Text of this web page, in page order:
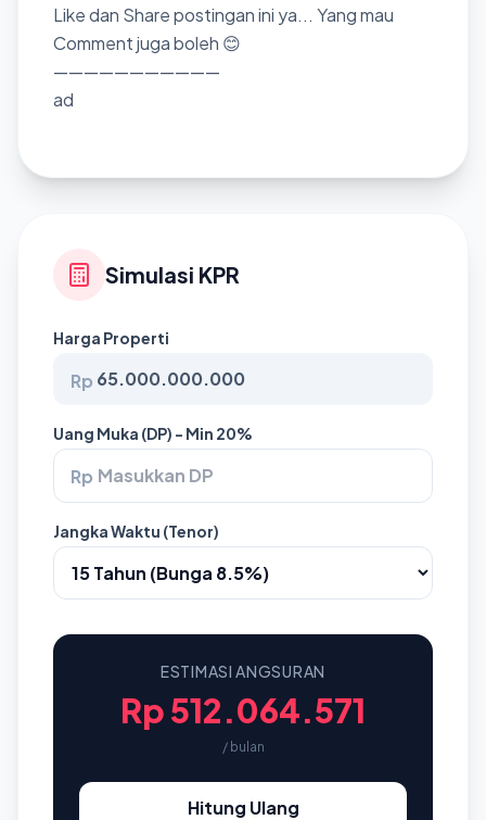
Like dan Share postingan ini ya... Yang mau
Comment juga boleh 😊
———————————
ad
Simulasi KPR
Harga Properti
Rp
Uang Muka (DP) - Min 20%
Rp
Jangka Waktu (Tenor)
ESTIMASI ANGSURAN
Rp 512.064.571
/ bulan
Hitung Ulang